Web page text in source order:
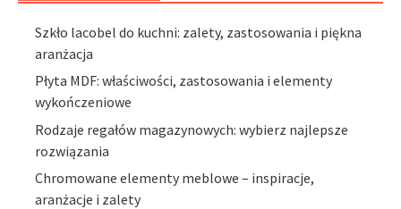
Szkło lacobel do kuchni: zalety, zastosowania i piękna
aranżacja
Płyta MDF: właściwości, zastosowania i elementy
wykończeniowe
Rodzaje regałów magazynowych: wybierz najlepsze
rozwiązania
Chromowane elementy meblowe – inspiracje,
aranżacje i zalety